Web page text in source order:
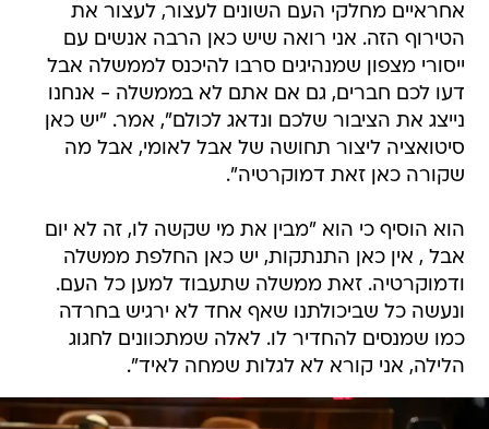
אחראיים מחלקי העם השונים לעצור, לעצור את
הטירוף הזה. אני רואה שיש כאן הרבה אנשים עם
ייסורי מצפון שמנהיגים סרבו להיכנס לממשלה אבל
דעו לכם חברים, גם אם אתם לא בממשלה - אנחנו
נייצג את הציבור שלכם ונדאג לכולם", אמר. "יש כאן
סיטואציה ליצור תחושה של אבל לאומי, אבל מה
שקורה כאן זאת דמוקרטיה".
הוא הוסיף כי הוא "מבין את מי שקשה לו, זה לא יום
אבל , אין כאן התנתקות, יש כאן החלפת ממשלה
ודמוקרטיה. זאת ממשלה שתעבוד למען כל העם.
ונעשה כל שביכולתנו שאף אחד לא ירגיש בחרדה
כמו שמנסים להחדיר לו. לאלה שמתכוונים לחגוג
הלילה, אני קורא לא לגלות שמחה לאיד".